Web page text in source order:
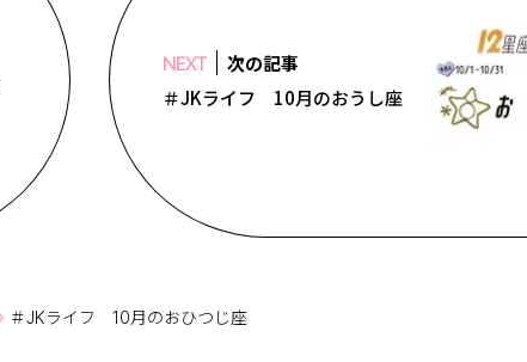
NEXT
次の記事
＃JKライフ 10月のおうし座
＃JKライフ 10月のおひつじ座